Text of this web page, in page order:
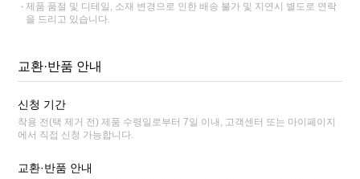
제품 품절 및 디테일, 소재 변경으로 인한 배송 불가 및 지연시 별도로 연락
을 드리고 있습니다.
교환·반품 안내
신청 기간
착용 전(택 제거 전) 제품 수령일로부터 7일 이내, 고객센터 또는 마이페이지
에서 직접 신청 가능합니다.
교환·반품 안내